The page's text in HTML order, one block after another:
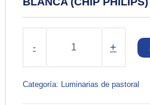
-
60W
7200LM
+
Categoría: Luminarias de pastoral